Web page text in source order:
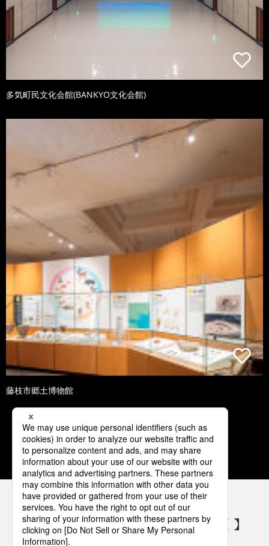
多気町民文化会館(BANKYO文化会館)
藤枝市郷土博物館
1 2 3 4 5
パナソニックの電気設備 SNSアカウント